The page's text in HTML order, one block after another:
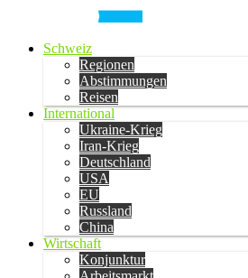
Schweiz
Regionen
Abstimmungen
Reisen
International
Ukraine-Krieg
Iran-Krieg
Deutschland
USA
EU
Russland
China
Wirtschaft
Konjunktur